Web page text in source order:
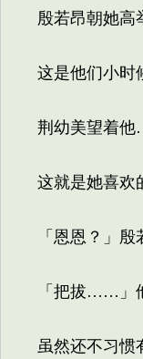
殷若昂朝她高
这是他们小时
荆幼美望着
这就是她喜欢
「恩恩？」殷
「把拔……」他
虽然还不习惯